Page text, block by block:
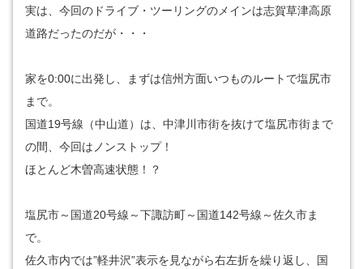
実は、今回のドライブ・ツーリングのメインは志賀草津高原
道路だったのだが・・・
家を0:00に出発し、まずは信州方面いつものルートで塩尻市
まで。
国道19号線（中山道）は、中津川市街を抜けて塩尻市街まで
の間、今回はノンストップ！
ほとんど木曽高速状態！？
塩尻市～国道20号線～下諏訪町～国道142号線～佐久市ま
で。
佐久市内では”軽井沢”表示を見ながら右左折を繰り返し、国